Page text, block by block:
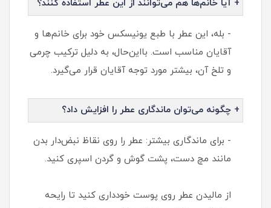
+ آیا خانم‌ها هم می‌توانند از این عطر استفاده کنند؟
- بله، این عطر با طبع یونیسکس خود برای خانم‌ها و
آقایان مناسب است. با‌این‌حال، به دلیل ترکیب چرمی
و تلخ آن، بیشتر مورد توجه آقایان قرار می‌گیرد.
+ چگونه می‌توان ماندگاری عطر را افزایش داد؟
- برای ماندگاری بیشتر: عطر را روی نقاظ نبض‌دار بدن
مانند مچ دست، پشت گوش و گردن اسپری کنید.
از مالیدن عطر روی پوست خودداری کنید تا رایحه